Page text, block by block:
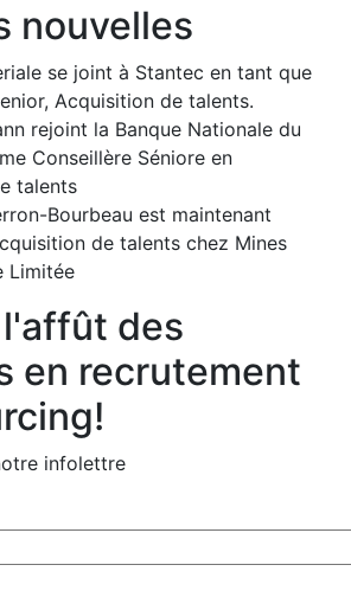
nouvelles
se joint à Stantec en tant que
Acquisition de talents.
rejoint la Banque Nationale du
Conseillère Séniore en
talents
Bourbeau est maintenant
de talents chez Mines
Limitée
des
en recrutement
infolettre